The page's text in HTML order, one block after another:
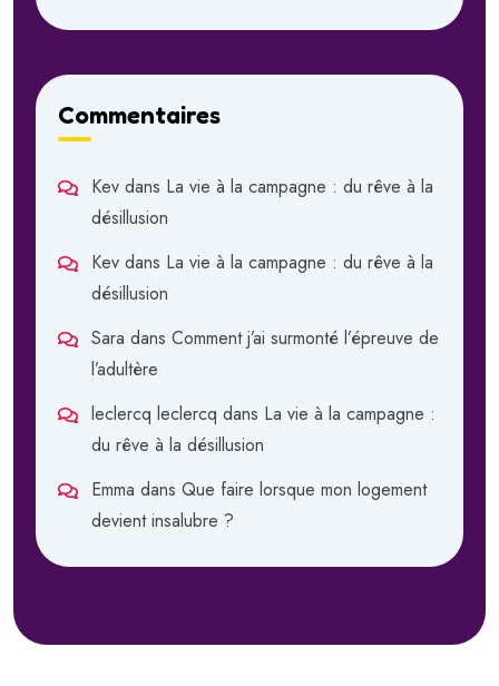
Commentaires
Kev dans La vie à la campagne : du rêve à la
désillusion
Kev dans La vie à la campagne : du rêve à la
désillusion
Sara dans Comment j’ai surmonté l’épreuve de
l’adultère
leclercq leclercq dans La vie à la campagne :
du rêve à la désillusion
Emma dans Que faire lorsque mon logement
devient insalubre ?